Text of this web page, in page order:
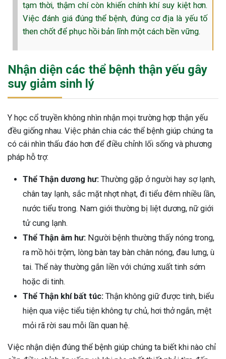
tạm thời, thậm chí còn khiến chính khí suy kiệt hơn.
Việc đánh giá đúng thể bệnh, đúng cơ địa là yếu tố
then chốt để phục hồi bản lĩnh một cách bền vững.
Nhận diện các thể bệnh thận yếu gây
suy giảm sinh lý
Y học cổ truyền không nhìn nhận mọi trường hợp thận yếu
đều giống nhau. Việc phân chia các thể bệnh giúp chúng ta
có cái nhìn thấu đáo hơn để điều chỉnh lối sống và phương
pháp hỗ trợ:
Thể Thận dương hư: Thường gặp ở người hay sợ lạnh,
chân tay lạnh, sắc mặt nhợt nhạt, đi tiểu đêm nhiều lần,
nước tiểu trong. Nam giới thường bị liệt dương, nữ giới
tử cung lạnh.
Thể Thận âm hư: Người bệnh thường thấy nóng trong,
ra mồ hôi trộm, lòng bàn tay bàn chân nóng, đau lưng, ù
tai. Thể này thường gắn liền với chứng xuất tinh sớm
hoặc di tinh.
Thể Thận khí bất túc: Thận không giữ được tinh, biểu
hiện qua việc tiểu tiện không tự chủ, hơi thở ngắn, mệt
mỏi rã rời sau mỗi lần quan hệ.
Việc nhận diện đúng thể bệnh giúp chúng ta biết khi nào chỉ